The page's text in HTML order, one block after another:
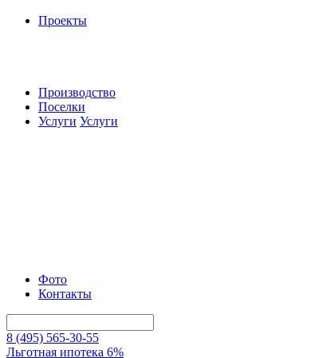
Проекты
Производство
Поселки
Услуги Услуги
Фото
Контакты
8 (495) 565-30-55
Льготная ипотека 6%